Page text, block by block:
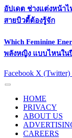
อัปเดต ช่างแต่งหน้าไ
สายบิวตี้ต้องรู้จัก
Which Feminine
พลังหญิง แบบไหนใน
Facebook X (Twitter)
HOME
PRIVACY
ABOUT US
CAREERS